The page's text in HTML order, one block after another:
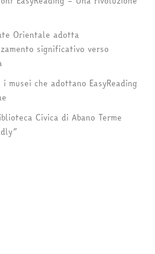
Orientale adotta
significativo verso
musei che adottano EasyReading
Civica di Abano Terme